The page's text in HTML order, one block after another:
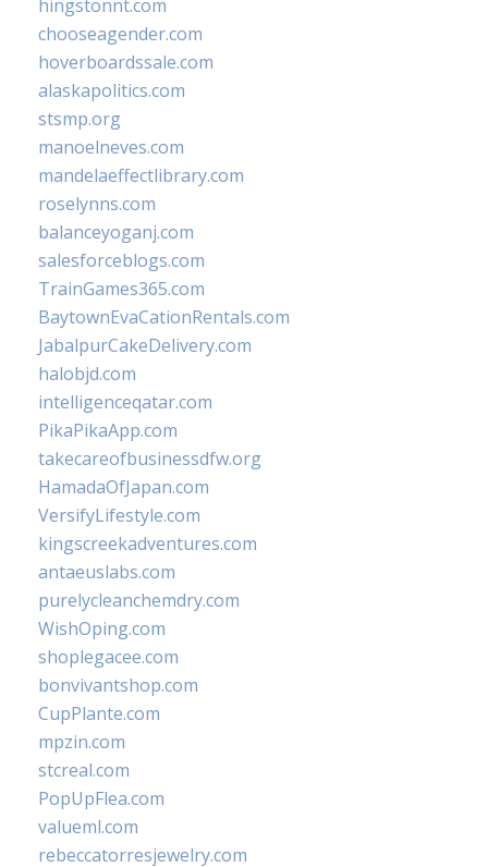
hingstonnt.com
chooseagender.com
hoverboardssale.com
alaskapolitics.com
stsmp.org
manoelneves.com
mandelaeffectlibrary.com
roselynns.com
balanceyoganj.com
salesforceblogs.com
TrainGames365.com
BaytownEvaCationRentals.com
JabalpurCakeDelivery.com
halobjd.com
intelligenceqatar.com
PikaPikaApp.com
takecareofbusinessdfw.org
HamadaOfJapan.com
VersifyLifestyle.com
kingscreekadventures.com
antaeuslabs.com
purelycleanchemdry.com
WishOping.com
shoplegacee.com
bonvivantshop.com
CupPlante.com
mpzin.com
stcreal.com
PopUpFlea.com
valueml.com
rebeccatorresjewelry.com